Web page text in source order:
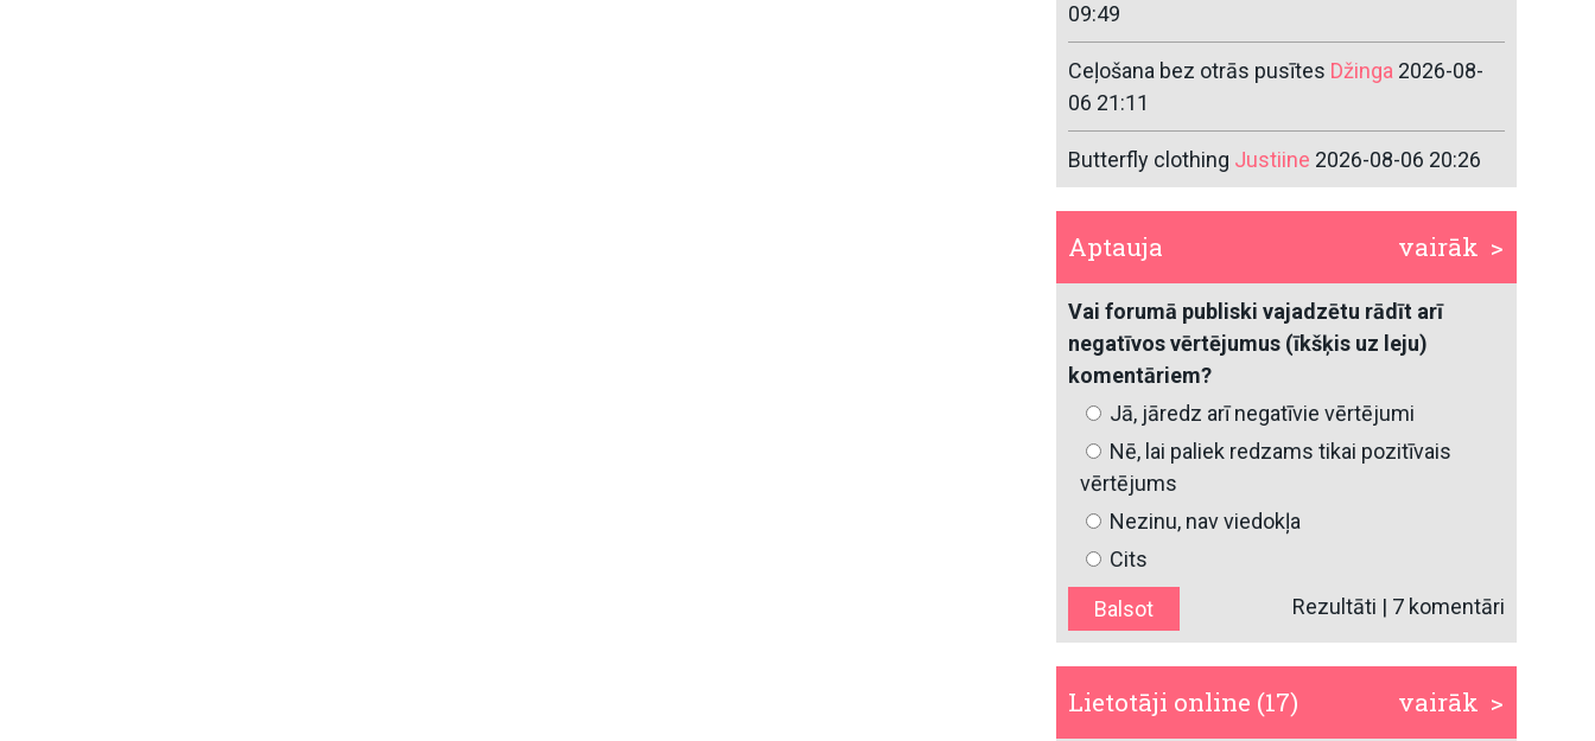
09:49
Ceļošana bez otrās pusītes Džinga 2026-08-
06 21:11
Butterfly clothing Justiine 2026-08-06 20:26
vairāk >
Aptauja
Vai forumā publiski vajadzētu rādīt arī
negatīvos vērtējumus (īkšķis uz leju)
komentāriem?
Jā, jāredz arī negatīvie vērtējumi
Nē, lai paliek redzams tikai pozitīvais
vērtējums
Nezinu, nav viedokļa
Cits
Rezultāti | 7 komentāri
vairāk >
Lietotāji online (17)